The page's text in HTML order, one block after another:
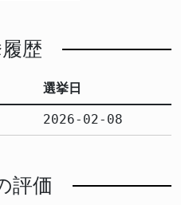
歴
選挙日
2026-02-08
評価